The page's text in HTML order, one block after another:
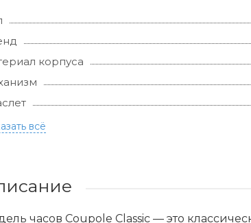
корпуса
всё
часов Coupole Classic — это